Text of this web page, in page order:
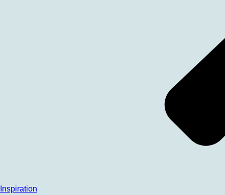
Inspiration